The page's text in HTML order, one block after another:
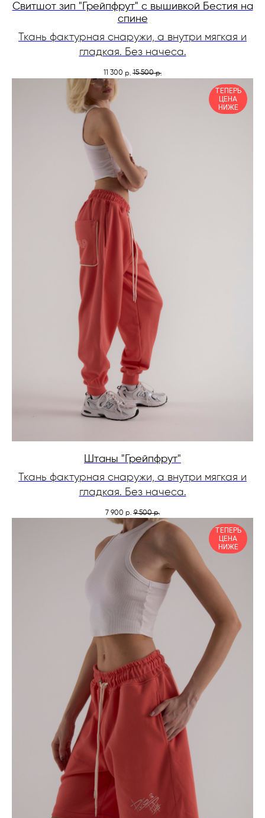
Свитшот зип "Грейпфрут" с вышивкой Бестия на
спине
Ткань фактурная снаружи, а внутри мягкая и
гладкая. Без начеса.
11 300 р. 15 500 р.
ТЕПЕРЬ
ЦЕНА
НИЖЕ
Штаны "Грейпфрут"
Ткань фактурная снаружи, а внутри мягкая и
гладкая. Без начеса.
7 900 р. 9 500 р.
ТЕПЕРЬ
ЦЕНА
НИЖЕ